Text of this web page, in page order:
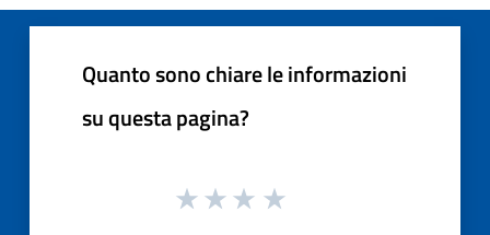
Quanto sono chiare le informazioni
su questa pagina?